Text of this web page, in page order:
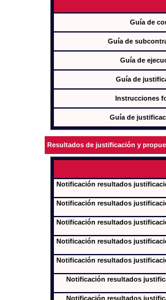
Guía de
Guía de
Guía de
Guía de
Instrucciones
Guía de
Resultados de justificación y
Notificación resultados
Notificación resultados
Notificación resultados
Notificación resultados
Notificación resultados
Notificación resultados
Notificación resultados